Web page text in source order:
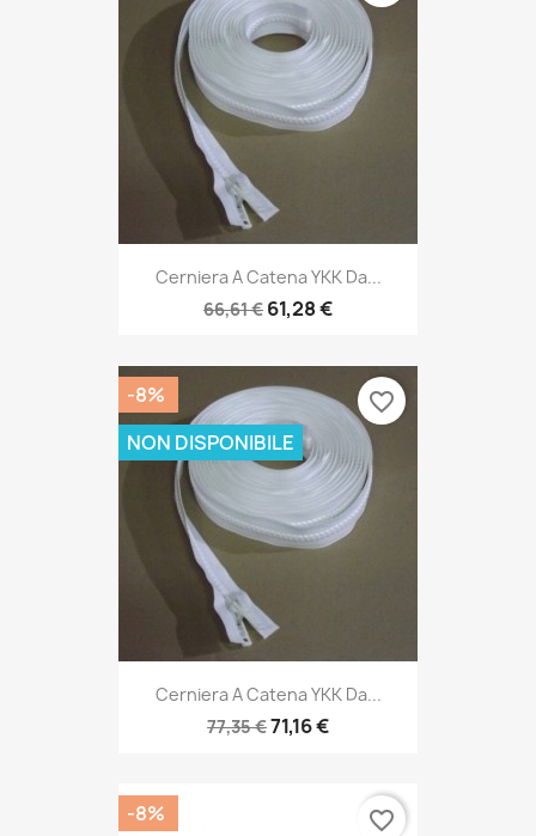
Cerniera A Catena YKK Da...
66,61 € 61,28 €
Cerniera A Catena YKK Da...
77,35 €71,16 €
-8%
NON DISPONIBILE
favorite_border
-8% favorite_border